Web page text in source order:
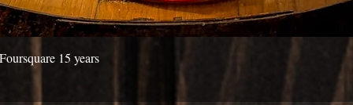
15 years